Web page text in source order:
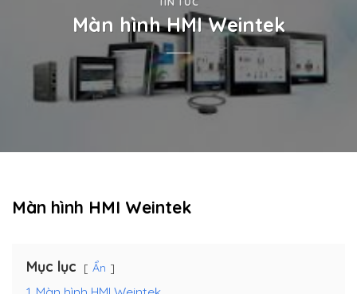
Màn hình HMI Weintek
Màn hình HMI Weintek
Mục lục Ẩn